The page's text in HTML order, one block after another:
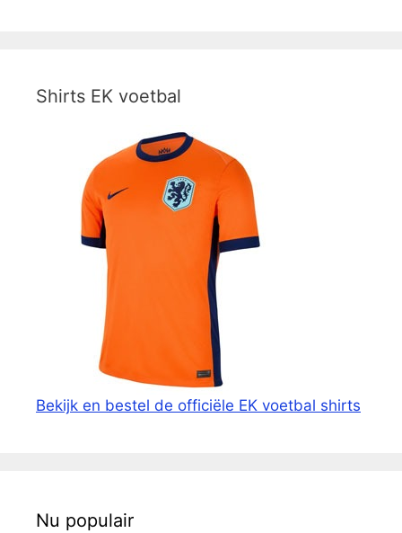
Shirts EK voetbal
Bekijk en bestel de officiële EK voetbal shirts
Nu populair